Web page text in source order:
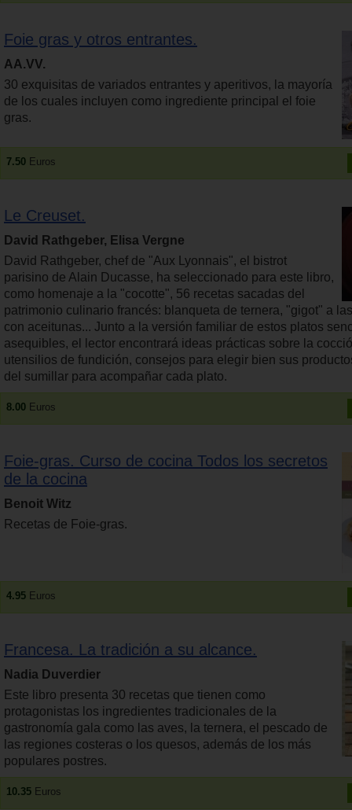
Foie gras y otros entrantes.
AA.VV.
30 exquisitas de variados entrantes y aperitivos, la mayoría
de los cuales incluyen como ingrediente principal el foie
gras.
7.50 Euros
Le Creuset.
David Rathgeber, Elisa Vergne
David Rathgeber, chef de "Aux Lyonnais", el bistrot
parisino de Alain Ducasse, ha seleccionado para este libro,
como homenaje a la "cocotte", 56 recetas sacadas del
patrimonio culinario francés: blanqueta de ternera, "gigot" a
con aceitunas... Junto a la versión familiar de estos platos
asequibles, el lector encontrará ideas prácticas sobre la
utensilios de fundición, consejos para elegir bien sus
del sumillar para acompañar cada plato.
8.00 Euros
Foie-gras. Curso de cocina Todos los secretos
de la cocina
Benoit Witz
Recetas de Foie-gras.
4.95 Euros
Francesa. La tradición a su alcance.
Nadia Duverdier
Este libro presenta 30 recetas que tienen como
protagonistas los ingredientes tradicionales de la
gastronomía gala como las aves, la ternera, el pescado de
las regiones costeras o los quesos, además de los más
populares postres.
10.35 Euros